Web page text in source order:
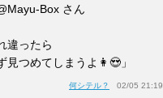
Box さん
違ったら
見つめてしまうよ👩😍」
何シテル？ 02/05 21:19